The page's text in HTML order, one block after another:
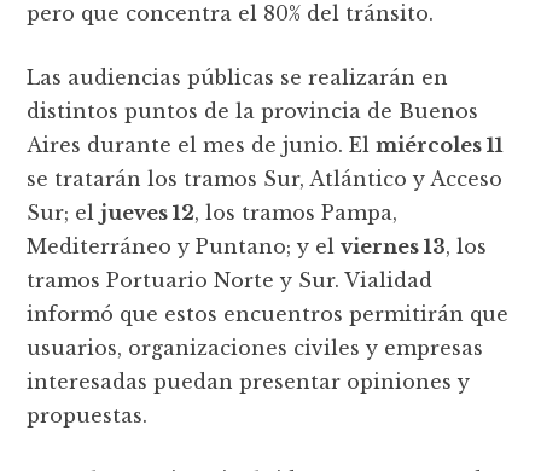
pero que concentra el 80% del tránsito.
Las audiencias públicas se realizarán en
distintos puntos de la provincia de Buenos
Aires durante el mes de junio. Elmiércoles 11
se tratarán los tramos Sur, Atlántico y Acceso
Sur; eljueves 12, los tramos Pampa,
Mediterráneo y Puntano; y elviernes 13, los
tramos Portuario Norte y Sur. Vialidad
informó que estos encuentros permitirán que
usuarios, organizaciones civiles y empresas
interesadas puedan presentar opiniones y
propuestas.